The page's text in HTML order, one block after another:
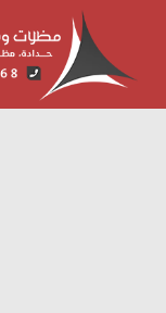
المحتوى